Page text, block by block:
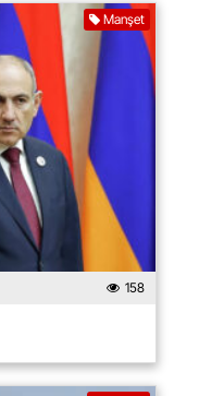
Manşet
158